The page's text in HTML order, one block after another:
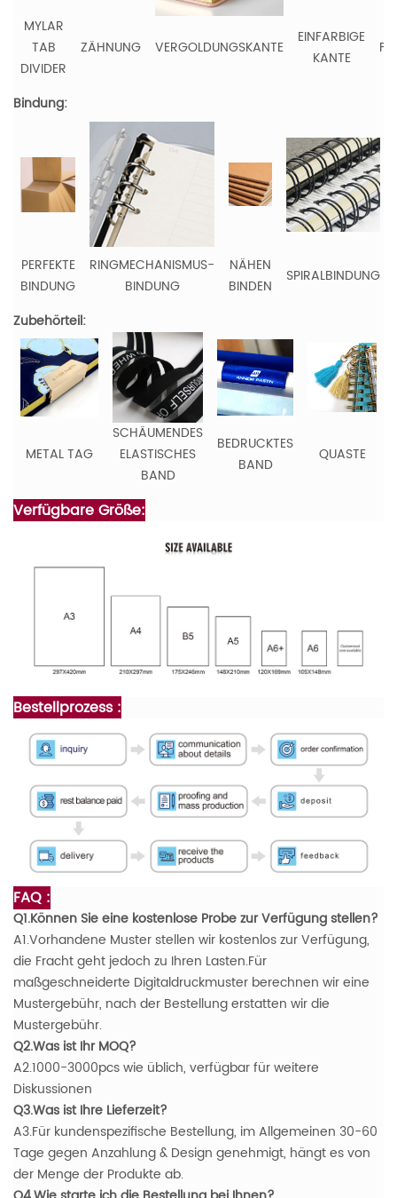
MYLAR
TAB
DIVIDER
ZÄHNUNG VERGOLDUNGSKANTE
EINFARBIGE
KANTE
Bindung:
PERFEKTE
BINDUNG
RINGMECHANISMUS-
BINDUNG
NÄHEN
BINDEN
SPIRALBINDUNG
Zubehörteil:
METAL TAG
SCHÄUMENDES
ELASTISCHES
BAND
BEDRUCKTES
BAND
QUASTE
Verfügbare Größe:
Bestellprozess :
FAQ :
Q1.Können Sie eine kostenlose Probe zur Verfügung stellen?
A1.Vorhandene Muster stellen wir kostenlos zur Verfügung,
die Fracht geht jedoch zu Ihren Lasten.Für
maßgeschneiderte Digitaldruckmuster berechnen wir eine
Mustergebühr, nach der Bestellung erstatten wir die
Mustergebühr.
Q2.Was ist Ihr MOQ?
A2.1000-3000pcs wie üblich, verfügbar für weitere
Diskussionen
Q3.Was ist Ihre Lieferzeit?
A3.Für kundenspezifische Bestellung, im Allgemeinen 30-60
Tage gegen Anzahlung & Design genehmigt, hängt es von
der Menge der Produkte ab.